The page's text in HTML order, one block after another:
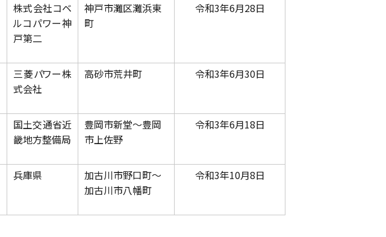
株式会社コベ
ルコパワー神
戸第二
神戸市灘区灘浜東
町
令和3年6月28日
三菱パワー株
式会社
高砂市荒井町 令和3年6月30日
国土交通省近
畿地方整備局
豊岡市新堂～豊岡
市上佐野
令和3年6月18日
兵庫県
加古川市野口町～
加古川市八幡町
令和3年10月8日